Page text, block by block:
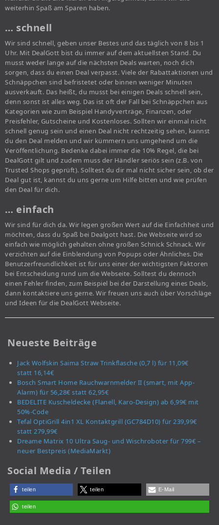
weiterhin Spaß am Sparen haben.
… schnell
Wir sind schnell, geben unser Bestes und das täglich von 8 bis 1
Uhr. Mit DealGott bist du immer auf dem aktuellsten Stand. Du
musst weder lange auf die nächsten Deals warten, noch dich
sorgen, dass du einen Deal verpasst. Viele der Rabattaktionen und
Schnäppchen sind befristetet oder binnen weniger Minuten
ausverkauft. Das heißt, du musst bei einigen Deals schnell sein,
denn sonst ist alles weg. Das ist oft der Fall bei Schnäppchen aus
Kategorien wie zum Beispiel Handyverträge, Finanzen, oder
Preisfehler, Gutscheine und Kostenloses. Sollten wir einmal nicht
schnell genug sein und einen Deal nicht rechtzeitig sehen, kannst
du den Deal melden und wir kümmern uns umgehend um die
Veröffentlichung. Bedenke dabei immer die 10% Regel, die bei
DealGott gilt und zudem muss der Händler seriös sein (z.B. von
Trusted Shops geprüft). Solltest du dir mal nicht sicher sein, ob der
Deal gut ist, kannst du uns gerne um Hilfe bitten und wie prüfen
den Deal für dich.
… einfach
Wir sind für dich da. Wir legen großen Wert auf die Einfachheit und
möchten, dass du Spaß bei Dealgott hast. Die Webseite wird so
einfach wie möglich gehalten ohne großen Schnick Schnack. Wir
verzichten auf die Einblendung von Popups oder Ähnliches. Die
Benutzerfreundlichkeit ist für uns einer der wichtigsten Faktoren
bei Entscheidung rund um die Webseite. Solltest du dennoch
einen Fehler finden, zum Beispiel bei der Darstellung eines Deals,
dann kontaktiere uns gerne. Wir freuen uns auch über Vorschläge
und Ideen für die DealGott Webseite.
Neueste Beiträge
Jack Wolfskin Saima Straw Trinkflasche (0,7 l) für 11,09€
statt 16,14€
Bosch Smart Home Rauchwarnmelder II (smart, mit App-
Alarm) für 56,28€ statt 62,95€
BEDELITE Kuscheldecke (Flanell, Karo-Design) ab 6,99€ mit
50%-Code
Tefal OptiGrill 4in1 XL Kontaktgrill (GC784D10) für 239,99€
statt 279,99€
Dreame Matrix 10 Ultra Saug- und Wischroboter für 799€ –
neuer Bestpreis (MediaMarkt)
Social Media / Teilen
teilen teilen E-Mail
teilen